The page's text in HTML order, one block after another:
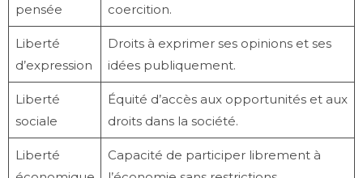
pensée
coercition.
Liberté
d’expression
Droits à exprimer ses opinions et ses
idées publiquement.
Liberté
sociale
Équité d’accès aux opportunités et aux
droits dans la société.
Liberté
Capacité de participer librement à